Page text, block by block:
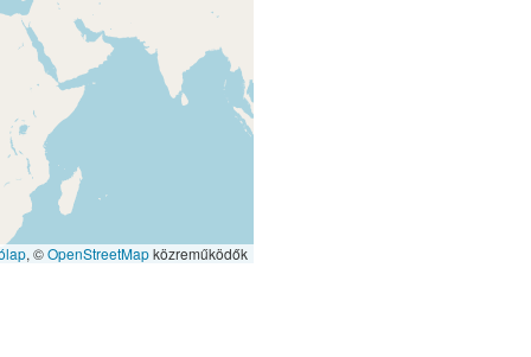
, ©OpenStreetMapközreműködők